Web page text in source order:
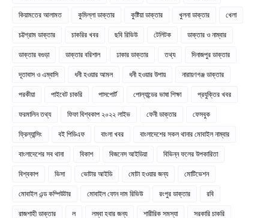
কিয়ামতের আলামত
কুমিল্লা ডাক্তার কুষ্টিয়া ডাক্তার খুলনা ডাক্তার
খেলা
চট্টগ্রাম ডাক্তার
চাকরির খবর ছবি রিভিউ টেলিটক
ডাক্তার ও নাম্বার
ডাক্তার বগুড়া
ডাক্তার বরিশাল ঢাকার ডাক্তার তথ্য
দিনাজপুর ডাক্তার
দূতাবাস ও এম্বাসি
ধনী হওয়ার আমল ধনী হওয়ার উপায়
নারায়ণগঞ্জ ডাক্তার
পরকীয়া
পাইবেট চাকরি পাসপোর্ট পোল্যান্ডের ভাষা শিক্ষা
প্রযুক্তির খবর
ফরমালিন তথ্য
ফিফা বিশ্বকাপ ২০২২ লাইভ ফেনী ডাক্তার
ফেসবুক
ফ্রিল্যান্সিং
বই পিডিএফ বাংলা খবর
বাংলাদেশের সকল থানার মোবাইল নাম্বার
বাংলাদেশের সব থানা
বিকাশ বিজনেস আইডিয়া
বিভিন্ন ফলের উপকারিতা
বিশ্বকাপ
ভিসা ভোটার আইডি মোটা হওয়ার জন্য
মোটিভেশন
মোবাইল এন্ড কম্পিউটার
মোবাইল ফোন দাম রিভিউ রংপুর ডাক্তার
রবি
রাজশাহী ডাক্তার
ল লম্বা হবার জন্য শারীরিক সমস্যা সরকারি চাকরি